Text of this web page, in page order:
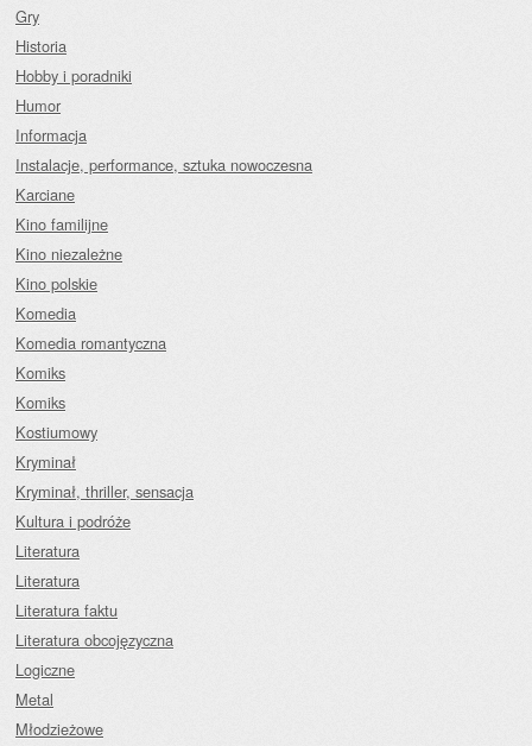
Gry
Historia
Hobby i poradniki
Humor
Informacja
Instalacje, performance, sztuka nowoczesna
Karciane
Kino familijne
Kino niezależne
Kino polskie
Komedia
Komedia romantyczna
Komiks
Komiks
Kostiumowy
Kryminał
Kryminał, thriller, sensacja
Kultura i podróże
Literatura
Literatura
Literatura faktu
Literatura obcojęzyczna
Logiczne
Metal
Młodzieżowe